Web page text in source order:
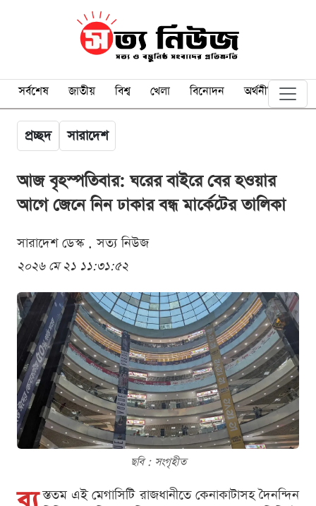
সর্বশেষ জাতীয় বিশ্ব খেলা বিনোদন অর্থনীতি
প্রচ্ছদ সারাদেশ
আজ বৃহস্পতিবার: ঘরের বাইরে বের হওয়ার
আগে জেনে নিন ঢাকার বন্ধ মার্কেটের তালিকা
সারাদেশ ডেস্ক . সত্য নিউজ
২০২৬ মে ২১ ১১:৩১:৫২
ছবি : সংগৃহীত
স্ততম এই মেগাসিটি রাজধানীতে কেনাকাটাসহ দৈনন্দিন